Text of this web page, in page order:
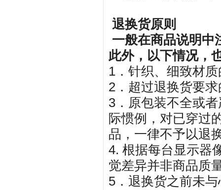
退换货原则
一般在商品说明中
此外，以下情况，
1．针织、细致材
2．超过退换货要
3．原包装不全或
际惯例，对已穿过
品，一律不予以退
4. 根据每台显示器
觉差异并非商品质
5．退换货之前未